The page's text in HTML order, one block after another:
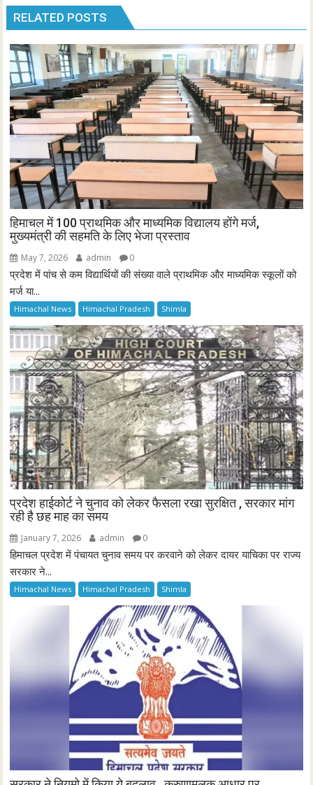
RELATED POSTS
हिमाचल में 100 प्राथमिक और माध्यमिक विद्यालय होंगे मर्ज,
मुख्यमंत्री की सहमति के लिए भेजा प्रस्ताव
May 7, 2026 admin 0
प्रदेश में पांच से कम विद्यार्थियों की संख्या वाले प्राथमिक और माध्यमिक स्कूलों को
मर्ज या...
Himachal News Himachal Pradesh Shimla
प्रदेश हाईकोर्ट ने चुनाव को लेकर फैसला रखा सुरक्षित , सरकार मांग
रही है छह माह का समय
January 7, 2026 admin 0
हिमाचल प्रदेश में पंचायत चुनाव समय पर करवाने को लेकर दायर याचिका पर राज्य
सरकार ने...
Himachal News Himachal Pradesh Shimla